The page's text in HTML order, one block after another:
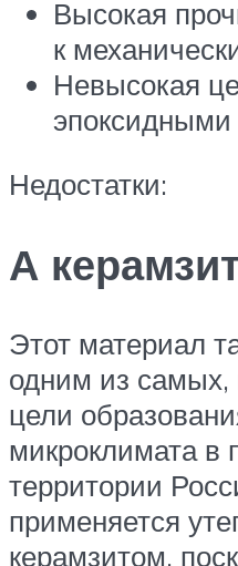
Высокая
к
Невысокая
Недостатки:
А
Этот материал
одним из
цели
микроклимата
территории
применяется
керамзитом,